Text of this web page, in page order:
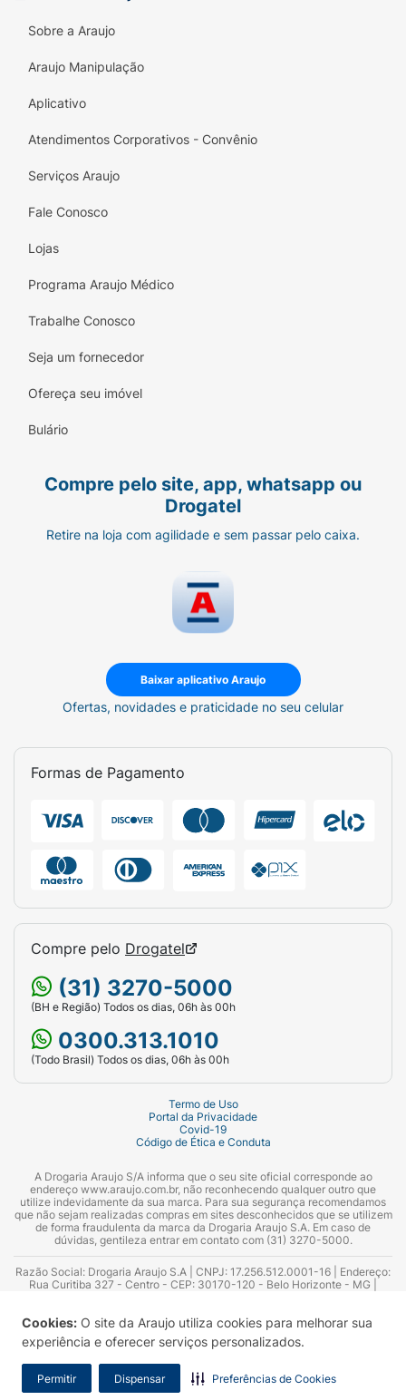
Cookies: O site da Araujo utiliza cookies para melhorar sua
experiência e oferecer serviços personalizados.
Permitir Dispensar Preferências de Cookies
Sobre a Araujo
Araujo Manipulação
Aplicativo
Atendimentos Corporativos - Convênio
Serviços Araujo
Fale Conosco
Lojas
Programa Araujo Médico
Trabalhe Conosco
Seja um fornecedor
Ofereça seu imóvel
Bulário
Compre pelo site, app, whatsapp ou
Drogatel
Retire na loja com agilidade e sem passar pelo caixa.
Baixar aplicativo Araujo
Ofertas, novidades e praticidade no seu celular
Formas de Pagamento
Compre pelo Drogatel
(31) 3270-5000
(BH e Região) Todos os dias, 06h às 00h
0300.313.1010
(Todo Brasil) Todos os dias, 06h às 00h
Termo de Uso
Portal da Privacidade
Covid-19
Código de Ética e Conduta
A Drogaria Araujo S/A informa que o seu site oficial corresponde ao
endereço www.araujo.com.br, não reconhecendo qualquer outro que
utilize indevidamente da sua marca. Para sua segurança recomendamos
que não sejam realizadas compras em sites desconhecidos que se utilizem
de forma fraudulenta da marca da Drogaria Araujo S.A. Em caso de
dúvidas, gentileza entrar em contato com (31) 3270-5000.
Razão Social: Drogaria Araujo S.A | CNPJ: 17.256.512.0001-16 | Endereço:
Rua Curitiba 327 - Centro - CEP: 30170-120 - Belo Horizonte - MG |
Azevedo Guimarães – CRF 10.965 | Yasmin Silva Alvarenga – CRF 52.584 -
Consultor substituto: Thiago Aguiar Pinheiro - CRF Nº 13.748. Alvará
Sanitário: 2025020713 | Autorização de Funcionamento da Empresa (AFE):